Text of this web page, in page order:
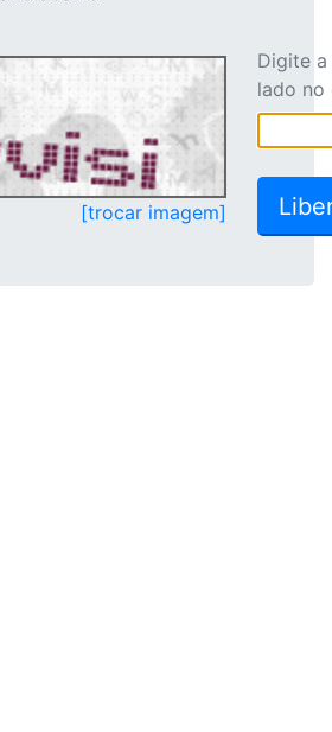
[trocar imagem]
Digite
lado no